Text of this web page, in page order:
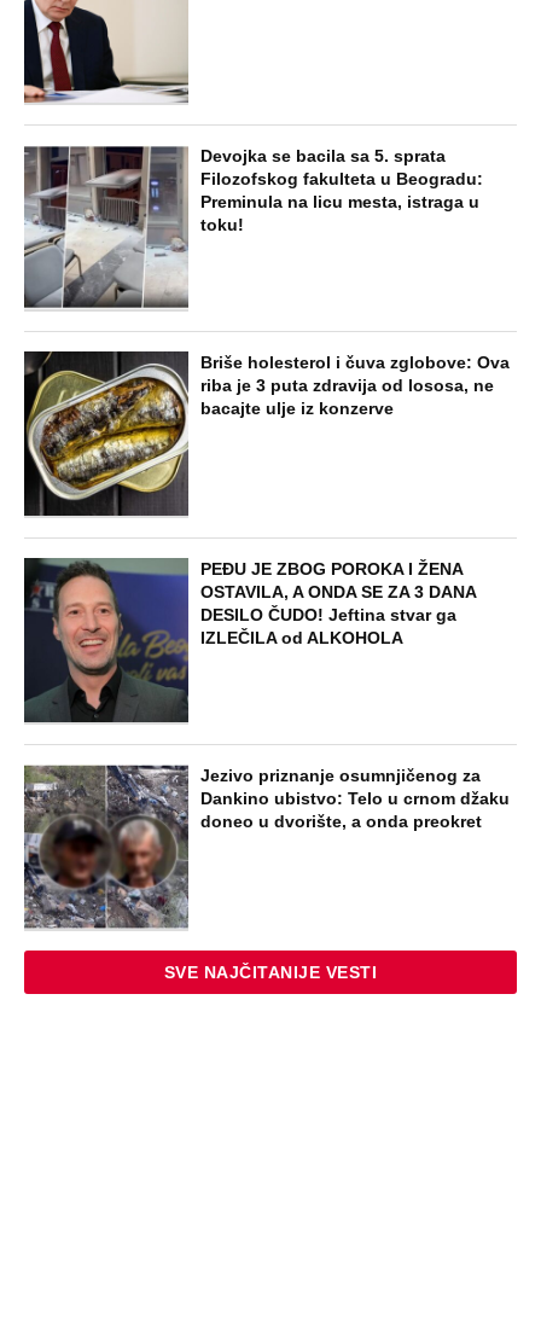
Devojka se bacila sa 5. sprata
Filozofskog fakulteta u Beogradu:
Preminula na licu mesta, istraga u
toku!
Briše holesterol i čuva zglobove: Ova
riba je 3 puta zdravija od lososa, ne
bacajte ulje iz konzerve
PEĐU JE ZBOG POROKA I ŽENA
OSTAVILA, A ONDA SE ZA 3 DANA
DESILO ČUDO! Jeftina stvar ga
IZLEČILA od ALKOHOLA
Jezivo priznanje osumnjičenog za
Dankino ubistvo: Telo u crnom džaku
doneo u dvorište, a onda preokret
SVE NAJČITANIJE VESTI